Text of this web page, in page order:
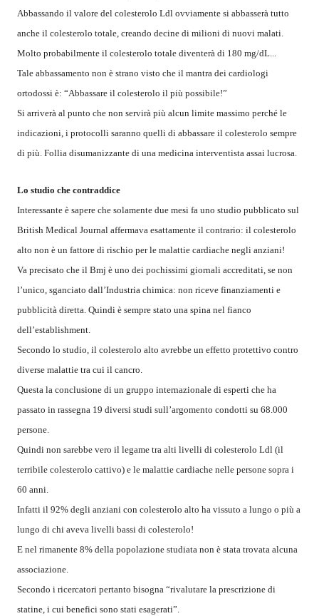
Abbassando il valore del colesterolo Ldl ovviamente si abbasserà tutto
anche il colesterolo totale, creando decine di milioni di nuovi malati.
Molto probabilmente il colesterolo totale diventerà di 180 mg/dL...
Tale abbassamento non è strano visto che il mantra dei cardiologi
ortodossi è: “Abbassare il colesterolo il più possibile!”
Si arriverà al punto che non servirà più alcun limite massimo perché le
indicazioni, i protocolli saranno quelli di abbassare il colesterolo sempre
di più. Follia disumanizzante di una medicina interventista assai lucrosa.
Lo studio che contraddice
Interessante è sapere che solamente due mesi fa uno studio pubblicato sul
British Medical Journal affermava esattamente il contrario: il colesterolo
alto non è un fattore di rischio per le malattie cardiache negli anziani!
Va precisato che il Bmj è uno dei pochissimi giornali accreditati, se non
l’unico, sganciato dall’Industria chimica: non riceve finanziamenti e
pubblicità diretta. Quindi è sempre stato una spina nel fianco
dell’establishment.
Secondo lo studio, il colesterolo alto avrebbe un effetto protettivo contro
diverse malattie tra cui il cancro.
Questa la conclusione di un gruppo internazionale di esperti che ha
passato in rassegna 19 diversi studi sull’argomento condotti su 68.000
persone.
Quindi non sarebbe vero il legame tra alti livelli di colesterolo Ldl (il
terribile colesterolo cattivo) e le malattie cardiache nelle persone sopra i
60 anni.
Infatti il 92% degli anziani con colesterolo alto ha vissuto a lungo o più a
lungo di chi aveva livelli bassi di colesterolo!
E nel rimanente 8% della popolazione studiata non è stata trovata alcuna
associazione.
Secondo i ricercatori pertanto bisogna “rivalutare la prescrizione di
statine, i cui benefici sono stati esagerati”.